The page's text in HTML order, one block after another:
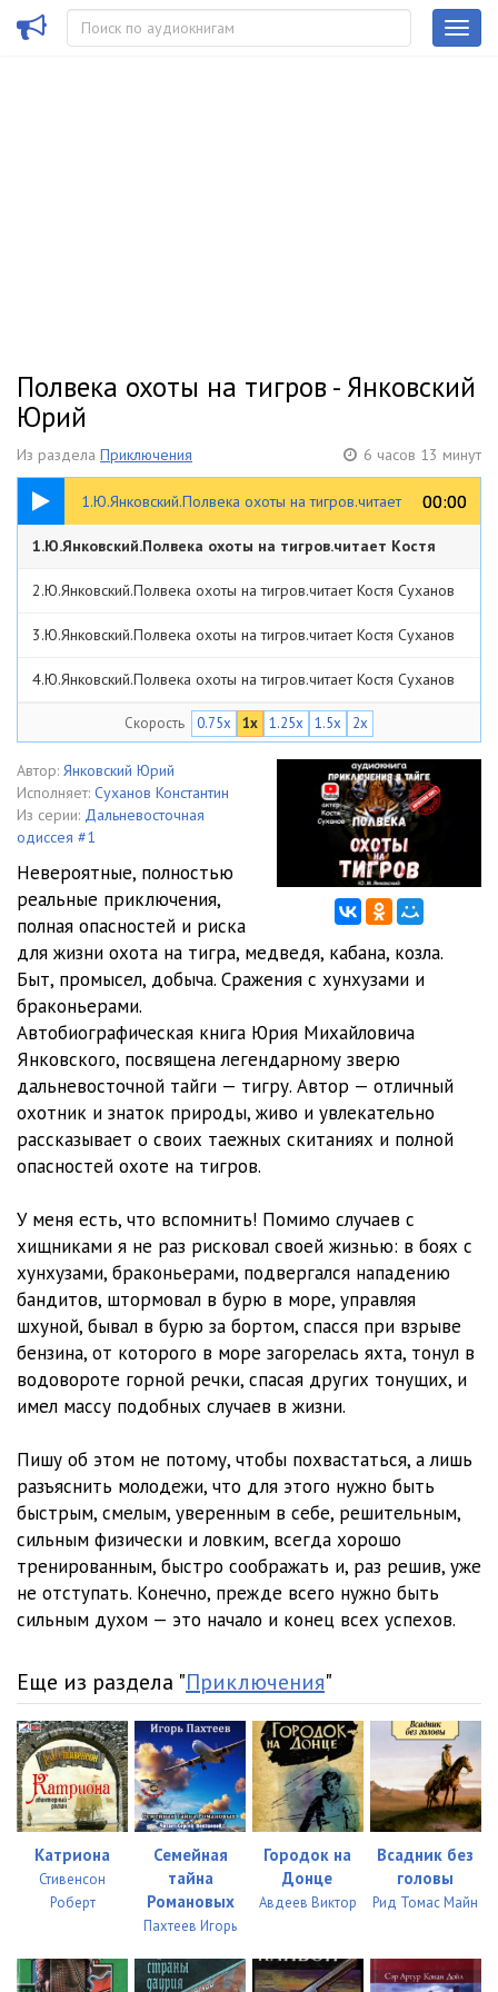
Полвека охоты на тигров - Янковский
Юрий
Из раздела Приключения 6 часов 13 минут
1.Ю.Янковский.Полвека охоты на тигров.читает
Костя Суханов
00:00
00:00
11:35
1.Ю.Янковский.Полвека охоты на тигров.читает Костя
Суханов 11:35
2.Ю.Янковский.Полвека охоты на тигров.читает Костя Суханов
33:32
3.Ю.Янковский.Полвека охоты на тигров.читает Костя Суханов
39:07
4.Ю.Янковский.Полвека охоты на тигров.читает Костя Суханов
5.Ю.Янковский.Полвека охоты на тигров.читает Костя Суханов
6.Ю.Янковский.Полвека охоты на тигров.читает Костя Суханов
1:03:28
7.Ю.Янковский.Полвека охоты на тигров.читает Костя Суханов
8.Ю.Янковский.Полвека охоты на тигров.читает Костя Суханов
9.Ю.Янковский.Полвека охоты на тигров.читает Костя Суханов
33:39
Скорость 0.75x 1x 1.25x 1.5x 2x
Автор: Янковский Юрий
Исполняет: Суханов Константин
Из серии: Дальневосточная
одиссея #1
Невероятные, полностью
реальные приключения,
полная опасностей и риска
для жизни охота на тигра, медведя, кабана, козла.
Быт, промысел, добыча. Сражения с хунхузами и
браконьерами.
Автобиографическая книга Юрия Михайловича
Янковского, посвящена легендарному зверю
дальневосточной тайги — тигру. Автор — отличный
охотник и знаток природы, живо и увлекательно
рассказывает о своих таежных скитаниях и полной
опасностей охоте на тигров.
У меня есть, что вспомнить! Помимо случаев с
хищниками я не раз рисковал своей жизнью: в боях с
хунхузами, браконьерами, подвергался нападению
бандитов, штормовал в бурю в море, управляя
шхуной, бывал в бурю за бортом, спасся при взрыве
бензина, от которого в море загорелась яхта, тонул в
водовороте горной речки, спасая других тонущих, и
имел массу подобных случаев в жизни.
Пишу об этом не потому, чтобы похвастаться, а лишь
разъяснить молодежи, что для этого нужно быть
быстрым, смелым, уверенным в себе, решительным,
сильным физически и ловким, всегда хорошо
тренированным, быстро соображать и, раз решив, уже
не отступать. Конечно, прежде всего нужно быть
сильным духом — это начало и конец всех успехов.
Еще из раздела "Приключения"
Катриона
Стивенсон
Роберт
Семейная
тайна
Романовых
Пахтеев Игорь
Городок на
Донце
Авдеев Виктор
Всадник без
головы
Рид Томас Майн